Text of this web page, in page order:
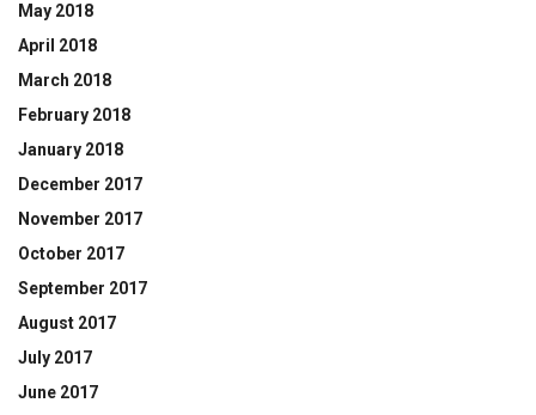
May 2018
April 2018
March 2018
February 2018
January 2018
December 2017
November 2017
October 2017
September 2017
August 2017
July 2017
June 2017